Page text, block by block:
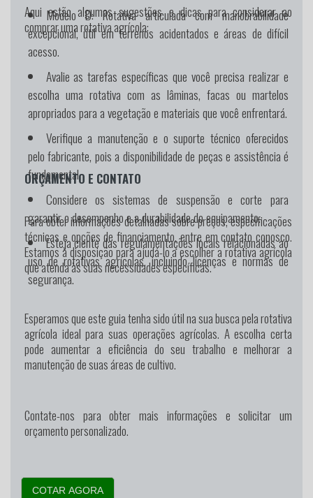
Modelo D:Rotativa articulada com manobrabilidade
excepcional, útil em terrenos acidentados e áreas de difícil
acesso.
Aqui estão algumas sugestões e dicas para considerar ao
comprar uma rotativa agrícola:
Avalie as tarefas específicas que você precisa realizar e
escolha uma rotativa com as lâminas, facas ou martelos
apropriados para a vegetação e materiais que você enfrentará.
Verifique a manutenção e o suporte técnico oferecidos
pelo fabricante, pois a disponibilidade de peças e assistência é
fundamental.
Considere os sistemas de suspensão e corte para
garantir o desempenho e a durabilidade do equipamento.
Esteja ciente das regulamentações locais relacionadas ao
uso de rotativas agrícolas, incluindo licenças e normas de
segurança.
ORÇAMENTO E CONTATO
Para obter informações detalhadas sobre preços, especificações
técnicas e opções de financiamento, entre em contato conosco.
Estamos à disposição para ajudá-lo a escolher a rotativa agrícola
que atenda às suas necessidades específicas.
Esperamos que este guia tenha sido útil na sua busca pela rotativa
agrícola ideal para suas operações agrícolas. A escolha certa
pode aumentar a eficiência do seu trabalho e melhorar a
manutenção de suas áreas de cultivo.
Contate-nos para obter mais informações e solicitar um
orçamento personalizado.
COTAR AGORA